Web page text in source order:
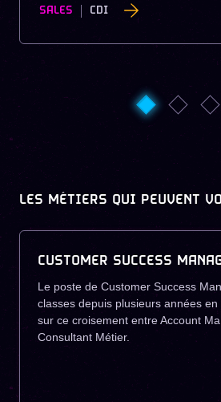
SALES CDI
LES MÉTIERS QUI PEUVENT
CUSTOMER SUCCESS
Le poste de Customer Success
classes depuis plusieurs années
sur ce croisement entre Account
Consultant Métier.